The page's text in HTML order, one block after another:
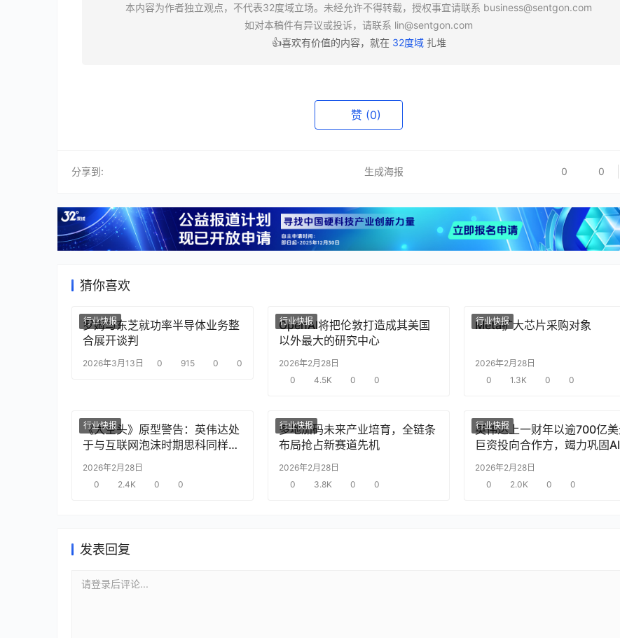
本内容为作者独立观点，不代表32度域立场。未经允许不得转载，授权事宜请联系 business@sentgon.com
如对本稿件有异议或投诉，请联系 lin@sentgon.com
👍喜欢有价值的内容，就在 32度域扎堆
赞 (0)
分享到: 生成海报 0 0
猜你喜欢
行业快报
罗姆与东芝就功率半导体业务整
合展开谈判
2026年3月13日 0 915 0 0
行业快报
OpenAI将把伦敦打造成其美国
以外最大的研究中心
2026年2月28日
0
4.5K 0 0
行业快报
Meta扩大芯片采购对象
2026年2月28日
0
1.3K 0 0
行业快报
《大空头》原型警告：英伟达处
于与互联网泡沫时期思科同样的
“危险境地”
2026年2月28日
0
2.4K 0 0
行业快报
多地加码未来产业培育，全链条
布局抢占新赛道先机
2026年2月28日
0
3.8K 0 0
行业快报
英伟达上一财年以逾700亿
巨资投向合作方，竭力巩固AI
片需求
2026年2月28日
0
2.0K 0 0
发表回复
请登录后评论...